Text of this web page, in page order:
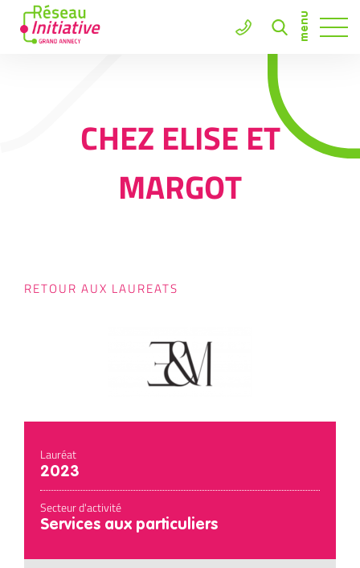
CHEZ ELISE ET
MARGOT
RETOUR AUX LAUREATS
Lauréat
2023
Secteur d'activité
Services aux particuliers